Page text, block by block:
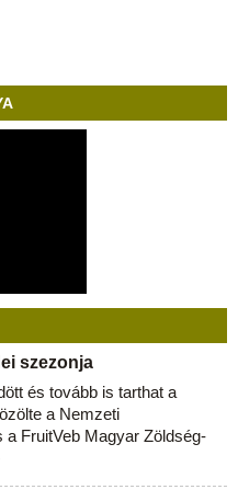
szezonja
és tovább is tarthat a
a Nemzeti
FruitVeb Magyar Zöldség-